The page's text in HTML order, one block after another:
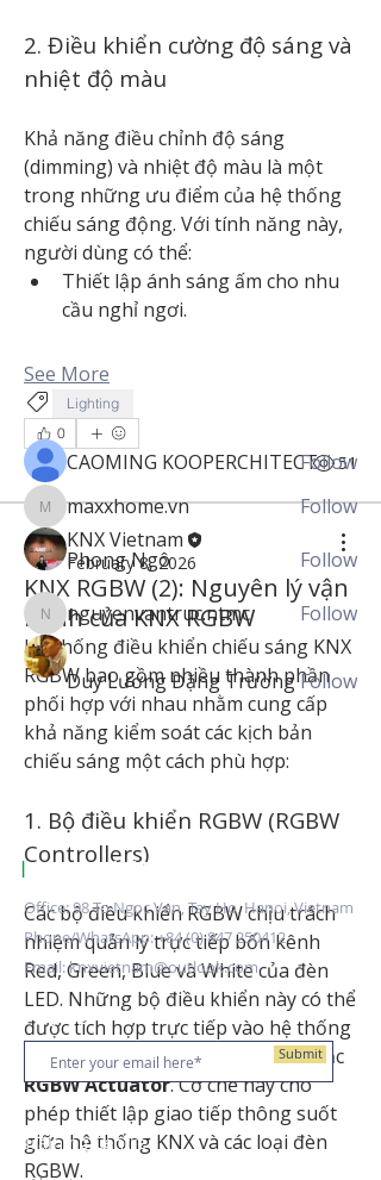
2. Điều khiển cường độ sáng và
nhiệt độ màu
Khả năng điều chỉnh độ sáng
(dimming) và nhiệt độ màu là một
trong những ưu điểm của hệ thống
chiếu sáng động. Với tính năng này,
người dùng có thể:
Thiết lập ánh sáng ấm cho nhu
cầu nghỉ ngơi.
See More
Lighting
0
0 51
KNX Vietnam
February 8, 2026
KNX RGBW (2): Nguyên lý vận
hành của KNX RGBW
Hệ thống điều khiển chiếu sáng KNX
RGBW bao gồm nhiều thành phần
phối hợp với nhau nhằm cung cấp
khả năng kiểm soát các kịch bản
chiếu sáng một cách phù hợp:
1. Bộ điều khiển RGBW (RGBW
Controllers)
Các bộ điều khiển RGBW chịu trách
nhiệm quản lý trực tiếp bốn kênh
Red, Green, Blue và White của đèn
LED. Những bộ điều khiển này có thể
được tích hợp trực tiếp vào hệ thống
KNX dưới dạng DALI Gateway
RGBW Actuator. Cơ chế này cho
phép thiết lập giao tiếp thông suốt
giữa hệ thống KNX và các loại đèn
RGBW.
Members
CAOMING KOOPERCHITECTFollow
maxxhome.vn
maxxhome.vn Follow
Phong Ngô Follow
nguyenvantruc.ntmc
nguyenvantruc.ntmc Follow
Duy Lương Đặng TrườngFollow
See All Members (7)
|KNX Certified Training Centre Vietnam.
Office: 98 To Ngoc Van, Tay Ho, Hanoi, Vietnam
Phone/WhatsApp:+84 (0) 847 250412
Email:knxvietnam@outlook.com
Stay up to date
Submit
Training Centre